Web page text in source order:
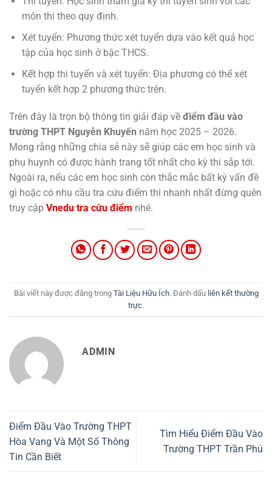
môn thi theo quy định.
Xét tuyển: Phương thức xét tuyển dựa vào kết quả học
tập của học sinh ở bậc THCS.
Kết hợp thi tuyển và xét tuyển: Địa phương có thể xét
tuyển kết hợp 2 phương thức trên.
Trên đây là trọn bộ thông tin giải đáp về điểm đầu vào
trường THPT Nguyễn Khuyến năm học 2025 – 2026.
Mong rằng những chia sẻ này sẽ giúp các em học sinh và
phụ huynh có được hành trang tốt nhất cho kỳ thi sắp tới.
Ngoài ra, nếu các em học sinh còn thắc mắc bất kỳ vấn đề
gì hoặc có nhu cầu tra cứu điểm thi nhanh nhất đừng quên
truy cập Vnedu tra cứu điểm nhé.
Bài viết này được đăng trong Tài Liệu Hữu Ích. Đánh dấu liên kết thường
trực.
ADMIN
Điểm Đầu Vào Trường THPT
Hòa Vang Và Một Số Thông
Tin Cần Biết
Tìm Hiểu Điểm Đầu Vào
Trường THPT Trần Phú